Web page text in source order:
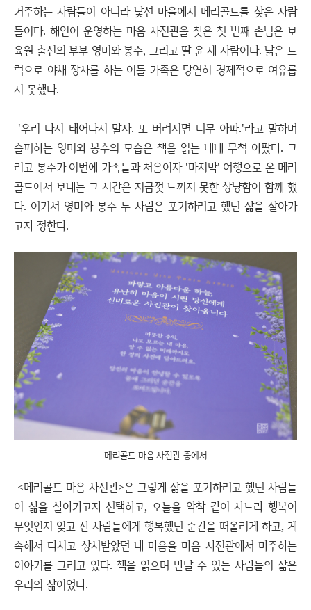
거주하는 사람들이 아니라 낯선 마을에서 메리골드를 찾은 사람
들이다. 해인이 운영하는 마음 사진관을 찾은 첫 번째 손님은 보
육원 출신의 부부 영미와 봉수, 그리고 딸 윤 세 사람이다. 낡은 트
럭으로 야채 장사를 하는 이들 가족은 당연히 경제적으로 여유롭
지 못했다.
'우리 다시 태어나지 말자. 또 버려지면 너무 아파.'라고 말하며
슬퍼하는 영미와 봉수의 모습은 책을 읽는 내내 무척 아팠다. 그
리고 봉수가 이번에 가족들과 처음이자 '마지막' 여행으로 온 메리
골드에서 보내는 그 시간은 지금껏 느끼지 못한 상냥함이 함께 했
다. 여기서 영미와 봉수 두 사람은 포기하려고 했던 삶을 살아가
고자 정한다.
메리골드 마음 사진관 중에서
<메리골드 마음 사진관>은 그렇게 삶을 포기하려고 했던 사람들
이 삶을 살아가고자 선택하고, 오늘을 악착 같이 사느라 행복이
무엇인지 잊고 산 사람들에게 행복했던 순간을 떠올리게 하고, 계
속해서 다치고 상처받았던 내 마음을 마음 사진관에서 마주하는
이야기를 그리고 있다. 책을 읽으며 만날 수 있는 사람들의 삶은
우리의 삶이었다.